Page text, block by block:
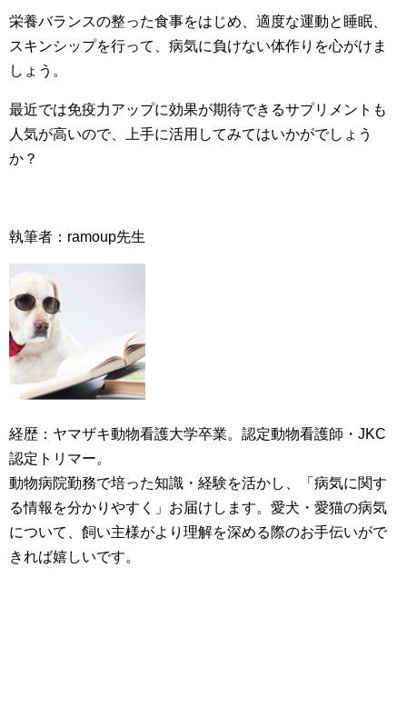
栄養バランスの整った食事をはじめ、適度な運動と睡眠、
スキンシップを行って、病気に負けない体作りを心がけま
しょう。
最近では免疫力アップに効果が期待できるサプリメントも
人気が高いので、上手に活用してみてはいかがでしょう
か？
執筆者：ramoup先生
経歴：ヤマザキ動物看護大学卒業。認定動物看護師・JKC
認定トリマー。
動物病院勤務で培った知識・経験を活かし、「病気に関す
る情報を分かりやすく」お届けします。愛犬・愛猫の病気
について、飼い主様がより理解を深める際のお手伝いがで
きれば嬉しいです。